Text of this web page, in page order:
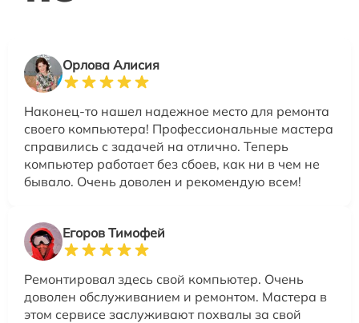
Орлова Алисия
Наконец-то нашел надежное место для ремонта
своего компьютера! Профессиональные мастера
справились с задачей на отлично. Теперь
компьютер работает без сбоев, как ни в чем не
бывало. Очень доволен и рекомендую всем!
Егоров Тимофей
Ремонтировал здесь свой компьютер. Очень
доволен обслуживанием и ремонтом. Мастера в
этом сервисе заслуживают похвалы за свой